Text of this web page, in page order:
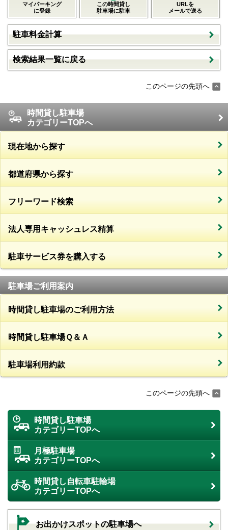
マイパーキング
に登録
この時間貸し
駐車場に駐車
URLを
メールで送る
駐車料金計算
検索結果一覧に戻る
このページの先頭へ
時間貸し駐車場
カテゴリーTOPへ
現在地から探す
都道府県から探す
フリーワード検索
法人専用キャッシュレス精算
駐車サービス券を購入する
駐車場ご利用案内
時間貸し駐車場のご利用方法
時間貸し駐車場Ｑ＆Ａ
駐車場利用約款
このページの先頭へ
時間貸し駐車場
カテゴリーTOPへ
月極駐車場
カテゴリーTOPへ
時間貸し自転車駐輪場
カテゴリーTOPへ
お出かけスポットの駐車場へ